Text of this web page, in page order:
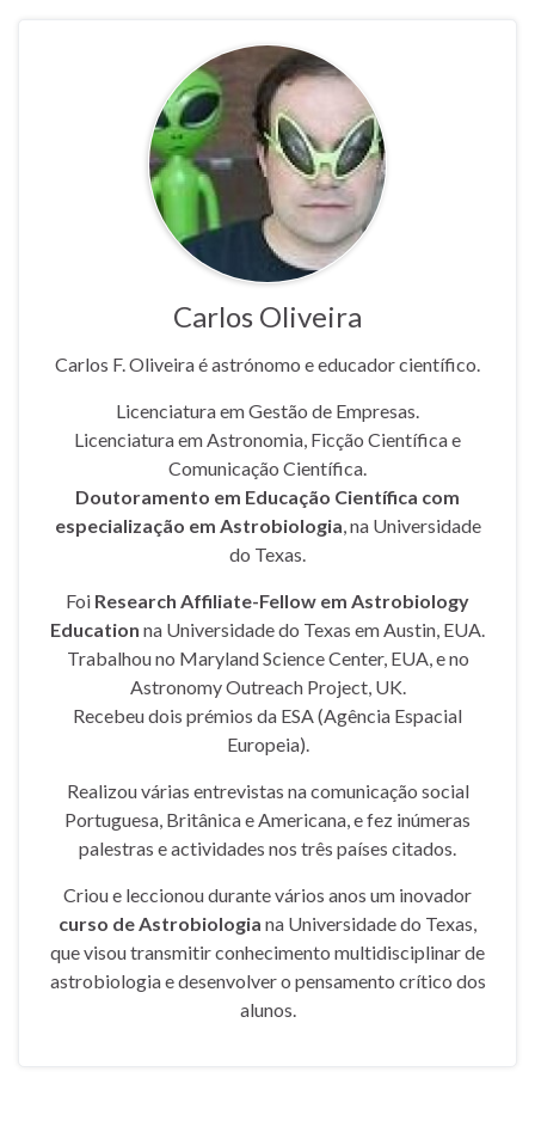
Carlos Oliveira
Carlos F. Oliveira é astrónomo e educador científico.
Licenciatura em Gestão de Empresas.
Licenciatura em Astronomia, Ficção Científica e
Comunicação Científica.
Doutoramento em Educação Científica com
especialização em Astrobiologia, na Universidade
do Texas.
Foi Research Affiliate-Fellow em Astrobiology
Education na Universidade do Texas em Austin, EUA.
Trabalhou no Maryland Science Center, EUA, e no
Astronomy Outreach Project, UK.
Recebeu dois prémios da ESA (Agência Espacial
Europeia).
Realizou várias entrevistas na comunicação social
Portuguesa, Britânica e Americana, e fez inúmeras
palestras e actividades nos três países citados.
Criou e leccionou durante vários anos um inovador
curso de Astrobiologia na Universidade do Texas,
que visou transmitir conhecimento multidisciplinar de
astrobiologia e desenvolver o pensamento crítico dos
alunos.